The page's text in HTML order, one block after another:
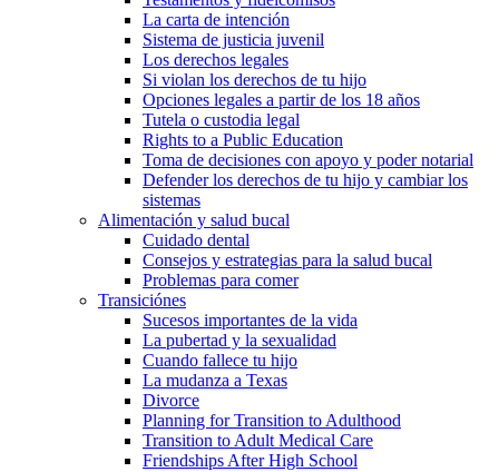
La carta de intención
Sistema de justicia juvenil
Los derechos legales
Si violan los derechos de tu hijo
Opciones legales a partir de los 18 años
Tutela o custodia legal
Rights to a Public Education
Toma de decisiones con apoyo y poder notarial
Defender los derechos de tu hijo y cambiar los
sistemas
Alimentación y salud bucal
Cuidado dental
Consejos y estrategias para la salud bucal
Problemas para comer
Transiciónes
Sucesos importantes de la vida
La pubertad y la sexualidad
Cuando fallece tu hijo
La mudanza a Texas
Divorce
Planning for Transition to Adulthood
Transition to Adult Medical Care
Friendships After High School